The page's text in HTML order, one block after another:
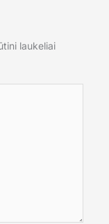
laukeliai